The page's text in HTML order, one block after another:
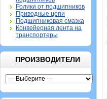
Ролики от подшипников
Приводные цепи
Подшипниковая смазка
Конвейерная лента на
транспортеры
ПРОИЗВОДИТЕЛИ